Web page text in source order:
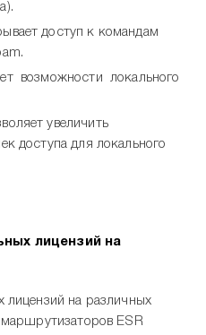
доступ к командам
возможности локального
увеличить
доступа для локального
лицензий на
лицензий на различных
ESR